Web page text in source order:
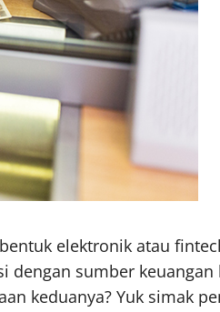
elektronik atau
dengan sumber
keduanya? Yuk simak